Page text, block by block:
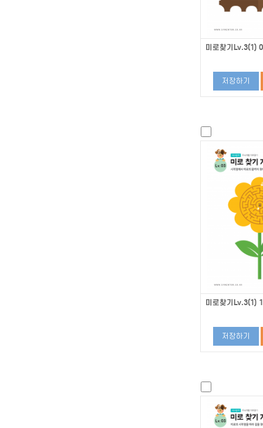
미로찾기Lv.3(1)
저장하기
미로찾기Lv.3(1)
저장하기